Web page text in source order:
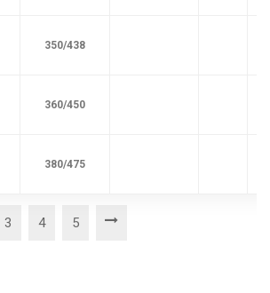
350/438
360/450
380/475
3 4 5